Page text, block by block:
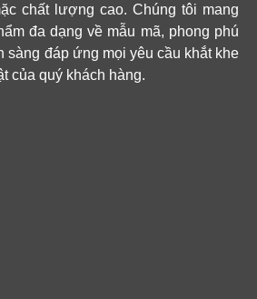
chất lượng cao. Chúng tôi mang
đa dạng về mẫu mã, phong phú
sàng đáp ứng mọi yêu cầu khắt khe
của quý khách hàng.